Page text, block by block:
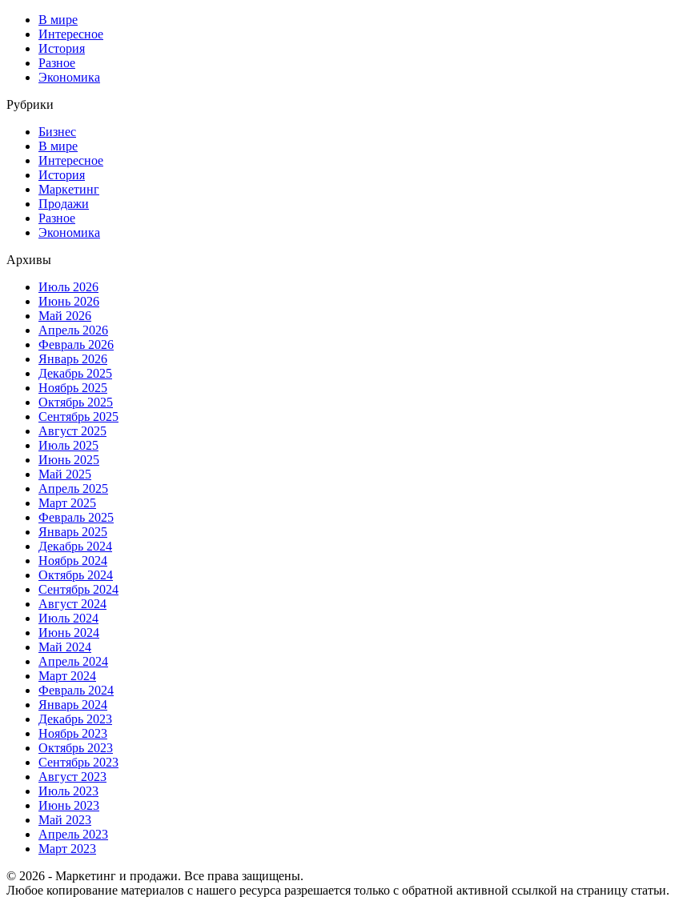
В мире
Интересное
История
Разное
Экономика
Рубрики
Бизнес
В мире
Интересное
История
Маркетинг
Продажи
Разное
Экономика
Архивы
Июль 2026
Июнь 2026
Май 2026
Апрель 2026
Февраль 2026
Январь 2026
Декабрь 2025
Ноябрь 2025
Октябрь 2025
Сентябрь 2025
Август 2025
Июль 2025
Июнь 2025
Май 2025
Апрель 2025
Март 2025
Февраль 2025
Январь 2025
Декабрь 2024
Ноябрь 2024
Октябрь 2024
Сентябрь 2024
Август 2024
Июль 2024
Июнь 2024
Май 2024
Апрель 2024
Март 2024
Февраль 2024
Январь 2024
Декабрь 2023
Ноябрь 2023
Октябрь 2023
Сентябрь 2023
Август 2023
Июль 2023
Июнь 2023
Май 2023
Апрель 2023
Март 2023
© 2026 - Маркетинг и продажи. Все права защищены.
Любое копирование материалов с нашего ресурса разрешается только с обратной активной ссылкой на страницу статьи.